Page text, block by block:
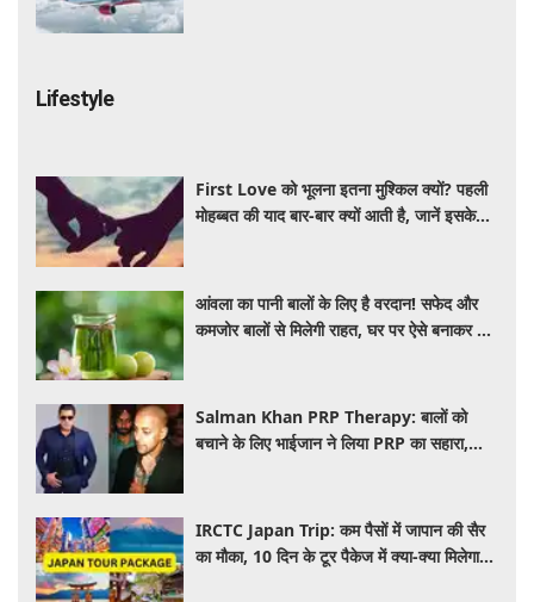
Lifestyle
First Love को भूलना इतना मुश्किल क्यों? पहली
मोहब्बत की याद बार-बार क्यों आती है, जानें इसके
आंवला का पानी बालों के लिए है वरदान! सफेद और
कमजोर बालों से मिलेगी राहत, घर पर ऐसे बनाकर करें
Salman Khan PRP Therapy: बालों को
बचाने के लिए भाईजान ने लिया PRP का सहारा,
IRCTC Japan Trip: कम पैसों में जापान की सैर
का मौका, 10 दिन के टूर पैकेज में क्या-क्या मिलेगा?